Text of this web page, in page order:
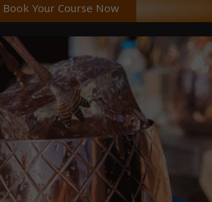
Book Your Course Now
BOOK NOW!